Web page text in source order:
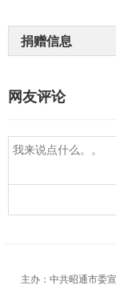
捐赠信息
网友评论
主办：中共昭通市委